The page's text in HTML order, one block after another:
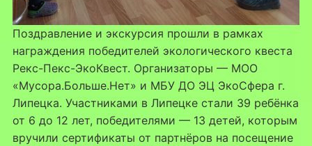
Поздравление и экскурсия прошли в рамках
награждения победителей экологического квеста
Рекс-Пекс-ЭкоКвест. Организаторы — МОО
«Мусора.Больше.Нет» и МБУ ДО ЭЦ ЭкоСфера г.
Липецка. Участниками в Липецке стали 39 ребёнка
от 6 до 12 лет, победителями — 13 детей, которым
вручили сертификаты от партнёров на посещение